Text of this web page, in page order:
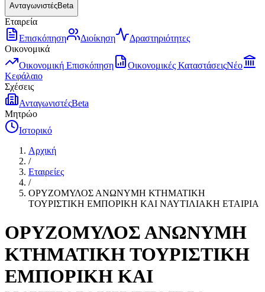
ΑνταγωνιστέςBeta
Εταιρεία
Επισκόπηση
Διοίκηση
Δραστηριότητες
Οικονομικά
Οικονομική Επισκόπηση
Οικονομικές ΚαταστάσειςΝέο
Κεφάλαιο
Σχέσεις
ΑνταγωνιστέςBeta
Μητρώο
Ιστορικό
Αρχική
/
Εταιρείες
/
ΟΡΥΖΟΜΥΛΟΣ ΑΝΩΝΥΜΗ ΚΤΗΜΑΤΙΚΗ
ΤΟΥΡΙΣΤΙΚΗ ΕΜΠΟΡΙΚΗ ΚΑΙ ΝΑΥΤΙΛΙΑΚΗ ΕΤΑΙΡΙΑ
ΟΡΥΖΟΜΥΛΟΣ ΑΝΩΝΥΜΗ
ΚΤΗΜΑΤΙΚΗ ΤΟΥΡΙΣΤΙΚΗ
ΕΜΠΟΡΙΚΗ ΚΑΙ